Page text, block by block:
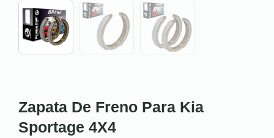
Zapata De Freno Para Kia
Sportage 4X4